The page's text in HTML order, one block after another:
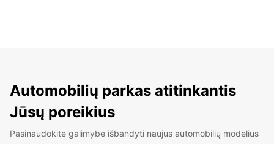
Automobilių parkas atitinkantis
Jūsų poreikius
Pasinaudokite galimybe išbandyti naujus automobilių modelius